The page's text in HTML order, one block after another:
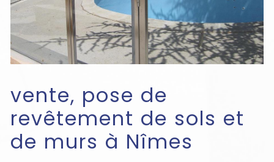
vente, pose de
revêtement de sols et
de murs à Nîmes